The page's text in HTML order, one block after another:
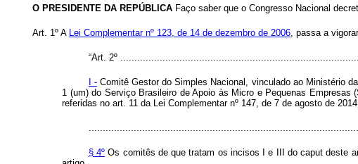
O PRESIDENTE DA REPÚBLICAFaço saber que o Congresso Nacional
Art. 1º A Lei Complementar nº 123, de 14 de dezembro de 2006, passa a
“Art. 2º
I -Comitê Gestor do Simples Nacional, vinculado ao Ministério
1 (um) do Serviço Brasileiro de Apoio às Micro e Pequenas
referidas no art. 11 da Lei Complementar nº 147, de 7 de agosto de
§ 4º Os comitês de que tratam os incisos I e III docaput deste